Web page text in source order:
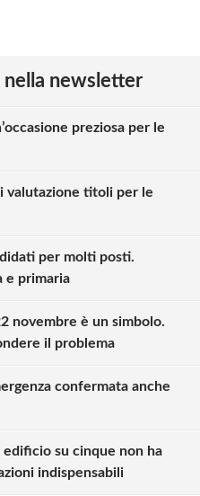
newsletter
preziosa per le
valutazione titoli per le
per molti posti.
e primaria
novembre è un simbolo.
il problema
confermata anche
su cinque non ha
indispensabili